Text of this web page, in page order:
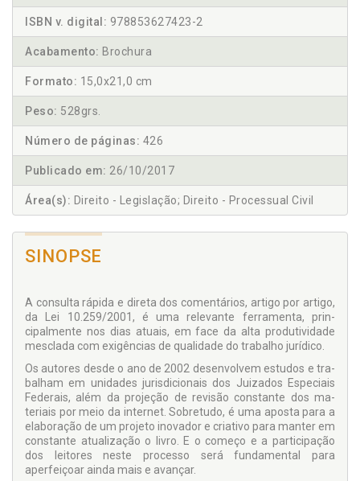
ISBN v. digital: 978853627423-2
Acabamento: Brochura
Formato: 15,0x21,0 cm
Peso: 528grs.
Número de páginas: 426
Publicado em: 26/10/2017
Área(s): Direito - Legislação; Direito - Processual Civil
SINOPSE
A consulta rápida e direta dos comentários, artigo por ar­tigo,
da Lei 10.259/2001, é uma relevante ferramenta, prin­
cipalmente nos dias atuais, em face da alta produtividade
mesclada com exigências de qualidade do trabalho jurídico.
Os autores desde o ano de 2002 desenvolvem estudos e tra­
balham em unidades jurisdicionais dos Juizados Especiais
Federais, além da projeção de revisão constante dos ma­
teriais por meio da internet. Sobretudo, é uma aposta para a
elaboração de um projeto inovador e criativo para man­ter em
constante atualização o livro. E o começo e a par­ticipação
dos leitores neste processo será fundamental para
aperfeiçoar ainda mais e avançar.